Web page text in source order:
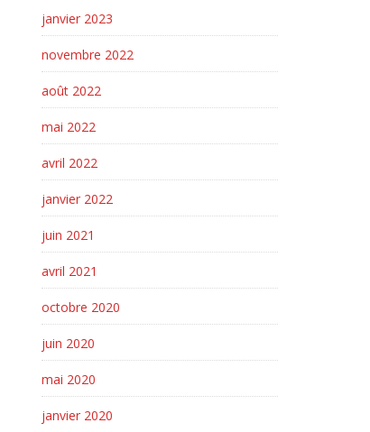
janvier 2023
novembre 2022
août 2022
mai 2022
avril 2022
janvier 2022
juin 2021
avril 2021
octobre 2020
juin 2020
mai 2020
janvier 2020